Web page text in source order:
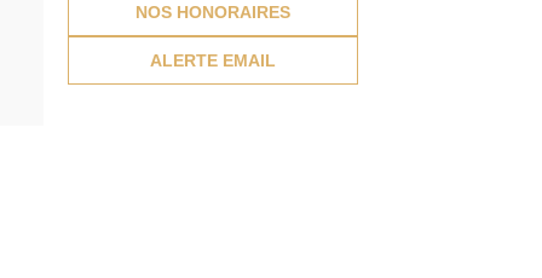
NOS HONORAIRES
ALERTE EMAIL